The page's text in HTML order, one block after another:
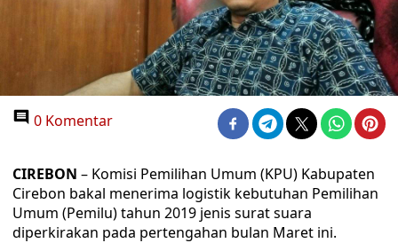
0 Komentar
CIREBON – Komisi Pemilihan Umum (KPU) Kabupaten
Cirebon bakal menerima logistik kebutuhan Pemilihan
Umum (Pemilu) tahun 2019 jenis surat suara
diperkirakan pada pertengahan bulan Maret ini.